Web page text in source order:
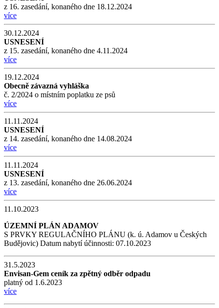
z 16. zasedání, konaného dne 18.12.2024
více
30.12.2024
USNESENÍ
z 15. zasedání, konaného dne 4.11.2024
více
19.12.2024
Obecně závazná vyhláška
č. 2/2024 o místním poplatku ze psů
více
11.11.2024
USNESENÍ
z 14. zasedání, konaného dne 14.08.2024
více
11.11.2024
USNESENÍ
z 13. zasedání, konaného dne 26.06.2024
více
11.10.2023
ÚZEMNÍ PLÁN ADAMOV
S PRVKY REGULAČNÍHO PLÁNU (k. ú. Adamov u Českých
Budějovic) Datum nabytí účinnosti: 07.10.2023
31.5.2023
Envisan-Gem ceník za zpětný odběr odpadu
platný od 1.6.2023
více